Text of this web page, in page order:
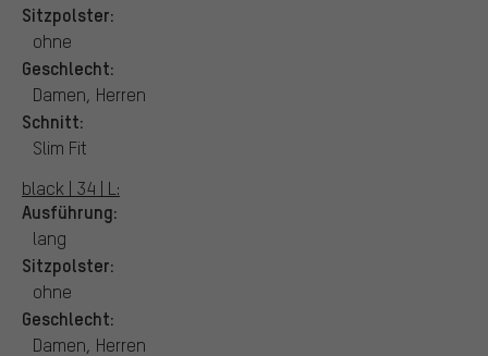
Sitzpolster:
ohne
Geschlecht:
Damen, Herren
Schnitt:
Slim Fit
black | 34 | L:
Ausführung:
lang
Sitzpolster:
ohne
Geschlecht:
Damen, Herren